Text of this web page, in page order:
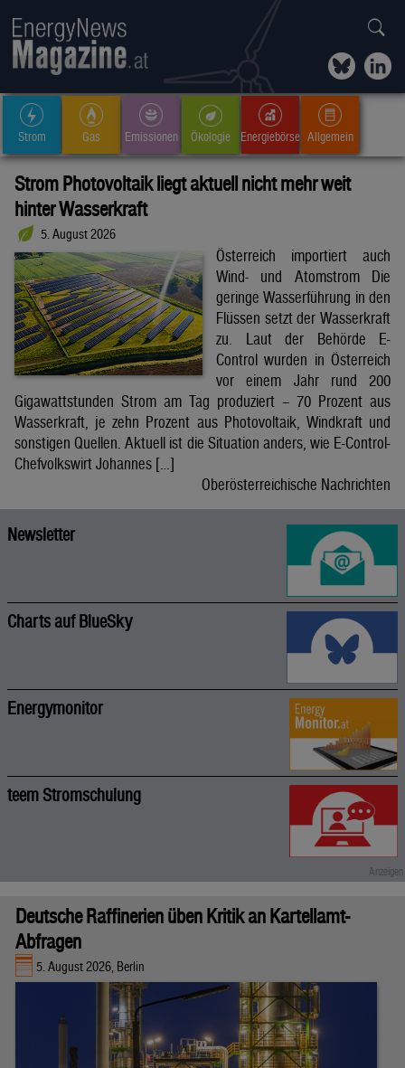
Strom Gas Emissionen Ökologie Energiebörse Allgemein
Strom Photovoltaik liegt aktuell nicht mehr weit
hinter Wasserkraft
5. August 2026
Österreich importiert auch
Wind- und Atomstrom Die
geringe Wasserführung in den
Flüssen setzt der Wasserkraft
zu. Laut der Behörde E-
Control wurden in Österreich
vor einem Jahr rund 200
Gigawattstunden Strom am Tag produziert – 70 Prozent aus
Wasserkraft, je zehn Prozent aus Photovoltaik, Windkraft und
sonstigen Quellen. Aktuell ist die Situation anders, wie E-Control-
Chefvolkswirt Johannes […]
Oberösterreichische Nachrichten
Newsletter
Charts auf BlueSky
Energymonitor
teem Stromschulung
Deutsche Raffinerien üben Kritik an Kartellamt-
Abfragen
5. August 2026, Berlin